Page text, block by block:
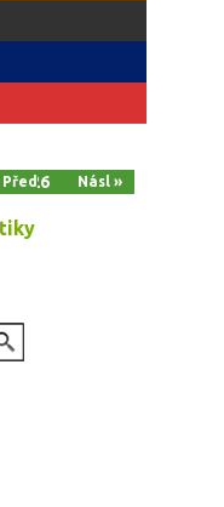
2026
Před Násl »